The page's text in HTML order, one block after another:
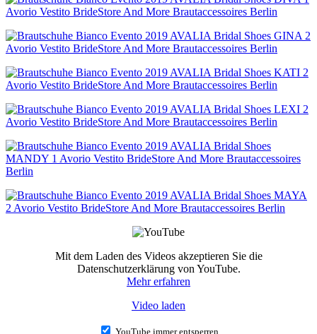
Mit dem Laden des Videos akzeptieren Sie die
Datenschutzerklärung von YouTube.
Mehr erfahren
Video laden
YouTube immer entsperren